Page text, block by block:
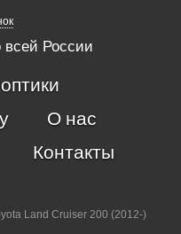
всей России
О нас
Контакты
Land Cruiser 200 (2012-)